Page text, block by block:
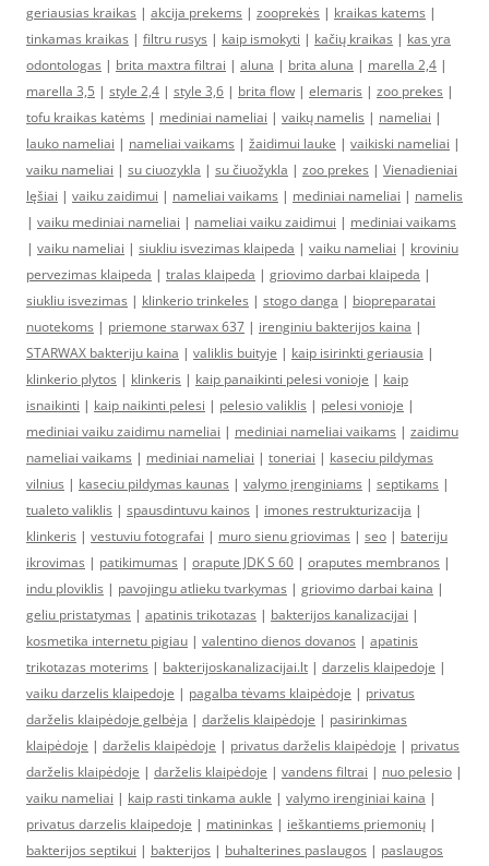
geriausias kraikas | akcija prekems | zooprekės | kraikas katems |
tinkamas kraikas | filtru rusys | kaip ismokyti | kačių kraikas | kas yra
odontologas | brita maxtra filtrai | aluna | brita aluna | marella 2,4 |
marella 3,5 | style 2,4 | style 3,6 | brita flow | elemaris | zoo prekes |
tofu kraikas katėms | mediniai nameliai | vaikų namelis | nameliai |
lauko nameliai | nameliai vaikams | žaidimui lauke | vaikiski nameliai |
vaiku nameliai | su ciuozykla | su čiuožykla | zoo prekes | Vienadieniai
lęšiai | vaiku zaidimui | nameliai vaikams | mediniai nameliai | namelis
| vaiku mediniai nameliai | nameliai vaiku zaidimui | mediniai vaikams
| vaiku nameliai | siukliu isvezimas klaipeda | vaiku nameliai | kroviniu
pervezimas klaipeda | tralas klaipeda | griovimo darbai klaipeda |
siukliu isvezimas | klinkerio trinkeles | stogo danga | biopreparatai
nuotekoms | priemone starwax 637 | irenginiu bakterijos kaina |
STARWAX bakteriju kaina | valiklis buityje | kaip isirinkti geriausia |
klinkerio plytos | klinkeris | kaip panaikinti pelesi vonioje | kaip
isnaikinti | kaip naikinti pelesi | pelesio valiklis | pelesi vonioje |
mediniai vaiku zaidimu nameliai | mediniai nameliai vaikams | zaidimu
nameliai vaikams | mediniai nameliai | toneriai | kaseciu pildymas
vilnius | kaseciu pildymas kaunas | valymo įrenginiams | septikams |
tualeto valiklis | spausdintuvu kainos | imones restrukturizacija |
klinkeris | vestuviu fotografai | muro sienu griovimas | seo | bateriju
ikrovimas | patikimumas | orapute JDK S 60 | oraputes membranos |
indu ploviklis | pavojingu atlieku tvarkymas | griovimo darbai kaina |
geliu pristatymas | apatinis trikotazas | bakterijos kanalizacijai |
kosmetika internetu pigiau | valentino dienos dovanos | apatinis
trikotazas moterims | bakterijoskanalizacijai.lt | darzelis klaipedoje |
vaiku darzelis klaipedoje | pagalba tėvams klaipėdoje | privatus
darželis klaipėdoje gelbėja | darželis klaipėdoje | pasirinkimas
klaipėdoje | darželis klaipėdoje | privatus darželis klaipėdoje | privatus
darželis klaipėdoje | darželis klaipėdoje | vandens filtrai | nuo pelesio |
vaiku nameliai | kaip rasti tinkama aukle | valymo irenginiai kaina |
privatus darzelis klaipedoje | matininkas | ieškantiems priemonių |
bakterijos septikui | bakterijos | buhalterines paslaugos | paslaugos